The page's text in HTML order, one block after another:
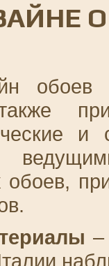
обоев
обоев,
–